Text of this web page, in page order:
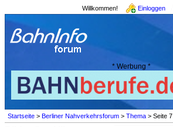
Willkommen! Einloggen
* Werbung *
Startseite > Berliner Nahverkehrsforum > Thema > Seite 7